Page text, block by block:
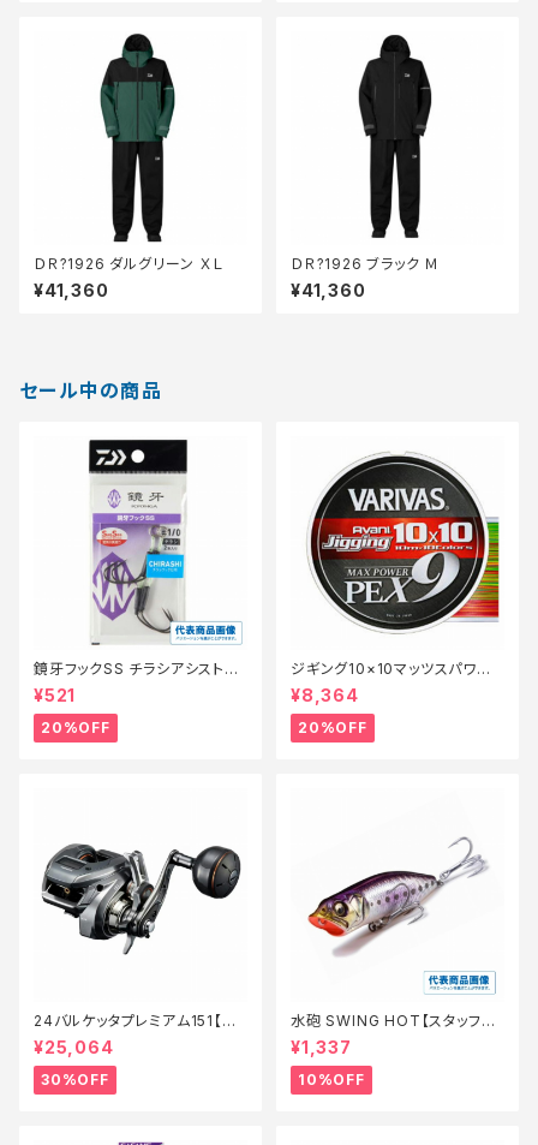
ＤＲ?1926 ダルグリーン ＸＬ
¥41,360
ＤＲ?1926 ブラック Ｍ
¥41,360
セール中の商品
鏡牙フックSS チラシアシスト
【特価仕掛】【20】
¥521
20%OFF
ジギング10×10マッツスパワーP
PEX9 300m 2号【特価仕掛】
【20】
¥8,364
20%OFF
24バルケッタプレミアム151【特
価リール】【30】
¥25,064
30%OFF
水砲 SWING HOT【スタッフ永
徳夏のチニングオススメルアー】
¥1,337
10%OFF